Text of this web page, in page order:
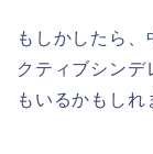
もしかしたら
クティブシンデ
もいるかもしれ